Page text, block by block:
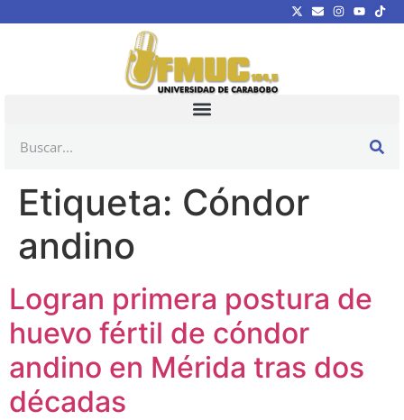
Etiqueta: Cóndor
andino
Logran primera postura de
huevo fértil de cóndor
andino en Mérida tras dos
décadas